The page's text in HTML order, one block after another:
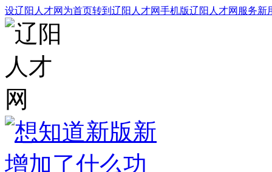
设辽阳人才网为首页转到辽阳人才网手机版辽阳人才网服务新